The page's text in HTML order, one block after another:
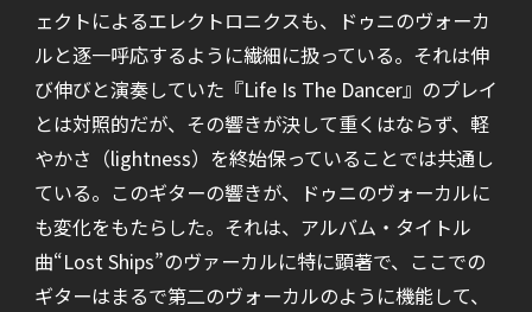
ェクトによるエレクトロニクスも、ドゥニのヴォーカ
ルと逐一呼応するように繊細に扱っている。それは伸
び伸びと演奏していた『Life Is The Dancer』のプレイ
とは対照的だが、その響きが決して重くはならず、軽
やかさ（lightness）を終始保っていることでは共通し
ている。このギターの響きが、ドゥニのヴォーカルに
も変化をもたらした。それは、アルバム・タイトル
曲“Lost Ships”のヴァーカルに特に顕著で、ここでの
ギターはまるで第二のヴォーカルのように機能して、